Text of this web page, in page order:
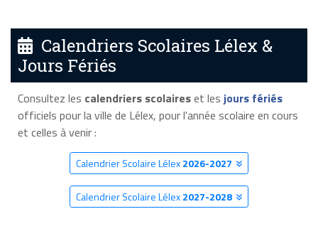
Calendriers Scolaires Lélex &
Jours Fériés
Consultez les calendriers scolaireset les jours fériés
officiels pour la ville de Lélex, pour l'année scolaire en cours
et celles à venir :
Calendrier Scolaire Lélex2026-2027
Calendrier Scolaire Lélex2027-2028